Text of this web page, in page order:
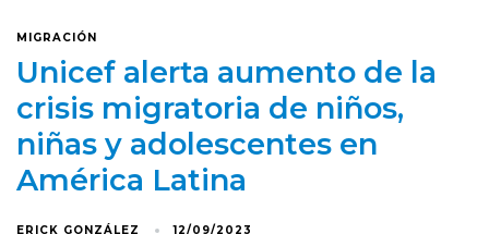
MIGRACIÓN
Unicef alerta aumento de la
crisis migratoria de niños,
niñas y adolescentes en
América Latina
ERICK GONZÁLEZ 12/09/2023